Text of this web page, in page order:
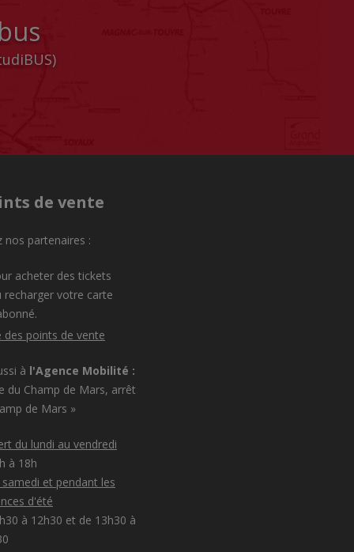
de vente
nos partenaires :
acheter des tickets
recharger votre carte
des points de vente
à l'Agence Mobilité :
du Champ de Mars, arrêt
de Mars »
du lundi au vendredi
à 18h
samedi et pendant les
d'été
à 12h30 et de 13h30 à